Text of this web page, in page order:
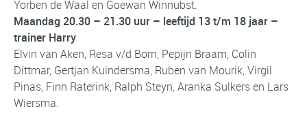
Yorben de Waal en Goewan Winnubst.
Maandag 20.30 – 21.30 uur – leeftijd 13 t/m 18 jaar –
trainer Harry
Elvin van Aken, Resa v/d Born, Pepijn Braam, Colin
Dittmar, Gertjan Kuindersma, Ruben van Mourik, Virgil
Pinas, Finn Raterink, Ralph Steyn, Aranka Sulkers en Lars
Wiersma.